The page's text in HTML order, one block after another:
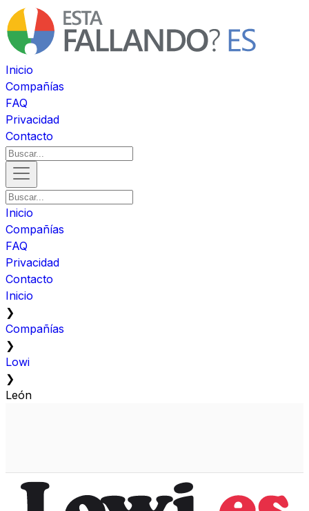
Inicio
Compañías
FAQ
Privacidad
Contacto
Inicio
Compañías
FAQ
Privacidad
Contacto
Inicio
❯
Compañías
❯
Lowi
❯
León